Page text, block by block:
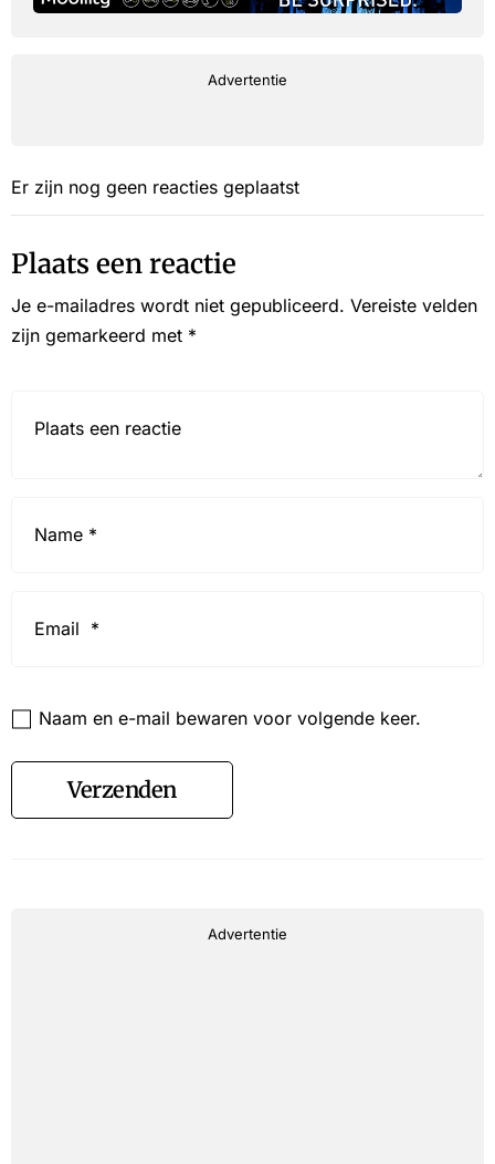
Advertentie
Er zijn nog geen reacties geplaatst
Plaats een reactie
Je e-mailadres wordt niet gepubliceerd. Vereiste velden
zijn gemarkeerd met *
Naam en e-mail bewaren voor volgende keer.
Verzenden
Advertentie